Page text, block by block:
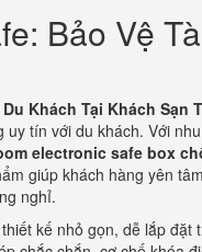
Bảo Vệ
Khách Tại Khách Sạn
tín với du khách. Với
electronic safe box
giúp khách hàng yên
nghỉ.
kế nhỏ gọn, dễ lắp đặt